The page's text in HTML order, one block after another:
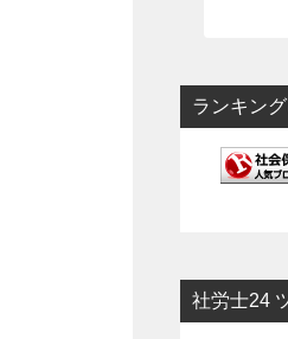
ランキン
社労士24